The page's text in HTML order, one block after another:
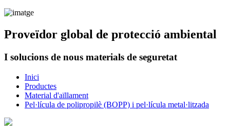
Proveïdor global de protecció ambiental
I solucions de nous materials de seguretat
Inici
Productes
Material d'aïllament
Pel·lícula de polipropilè (BOPP) i pel·lícula metal·litzada